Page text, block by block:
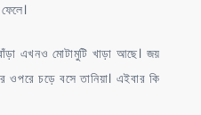
এখনও মোটামুটি খাড়া আছে। জয়
ওপরে চড়ে বসে তানিয়া। এইবার কি